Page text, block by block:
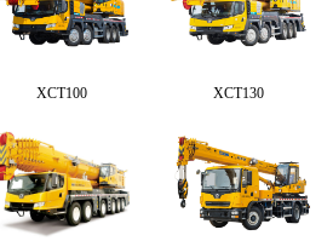
XCT100 XCT130